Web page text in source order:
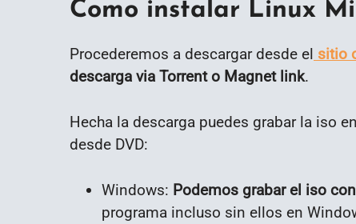
Como instalar Linux
Procederemos a descargar desde el sitio
descarga via Torrent o Magnet link.
Hecha la descarga puedes grabar la iso
desde DVD:
Windows: Podemos grabar el iso
programa incluso sin ellos en